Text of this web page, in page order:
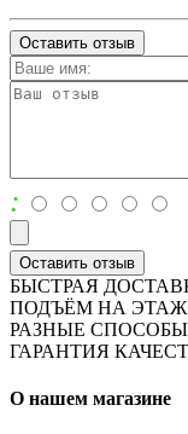
Оставить отзыв
:
Оставить отзыв
БЫСТРАЯ
ПОДЪЁМ НА ЭТАЖ
РАЗНЫЕ
ГАРАНТИЯ
О нашем магазине